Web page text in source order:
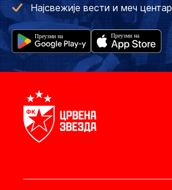
Најсвежије вести и меч центар